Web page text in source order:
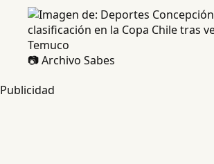
📷 Archivo Sabes
Publicidad